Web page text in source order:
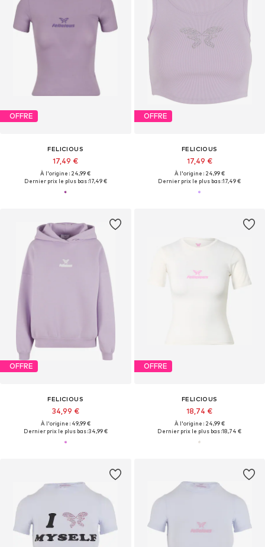
OFFRE
FELICIOUS
17,49 €
À l'origine : 24,99 €
Dernier prix le plus bas :17,49 €
OFFRE
FELICIOUS
17,49 €
À l'origine : 24,99 €
Dernier prix le plus bas :17,49 €
OFFRE
FELICIOUS
34,99 €
À l'origine : 49,99 €
Dernier prix le plus bas :34,99 €
OFFRE
FELICIOUS
18,74 €
À l'origine : 24,99 €
Dernier prix le plus bas :18,74 €